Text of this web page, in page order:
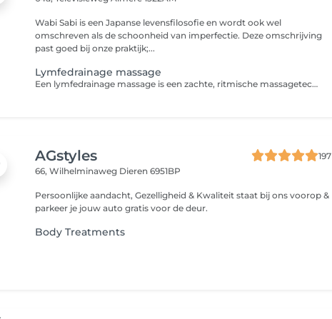
Wabi Sabi is een Japanse levensfilosofie en wordt ook wel
omschreven als de schoonheid van imperfectie. Deze omschrijving
past goed bij onze praktijk;...
Lymfedrainage massage
Een lymfedrainage massage is een zachte, ritmische massagetechniek die de afvoer van lymfevocht stimuleert. Dit helpt het lichaam bij het afvoeren van afvalstoffen en overtollig vocht, kan zwellingen verminderen en ondersteunt het herstel en de ontspanning van het lichaam.
AGstyles
197
66, Wilhelminaweg Dieren 6951BP
Persoonlijke aandacht, Gezelligheid & Kwaliteit staat bij ons voorop &
parkeer je jouw auto gratis voor de deur.
Body Treatments